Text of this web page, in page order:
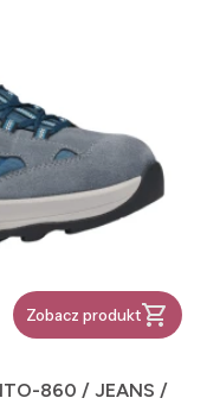
Zobacz produkt
860 / JEANS /